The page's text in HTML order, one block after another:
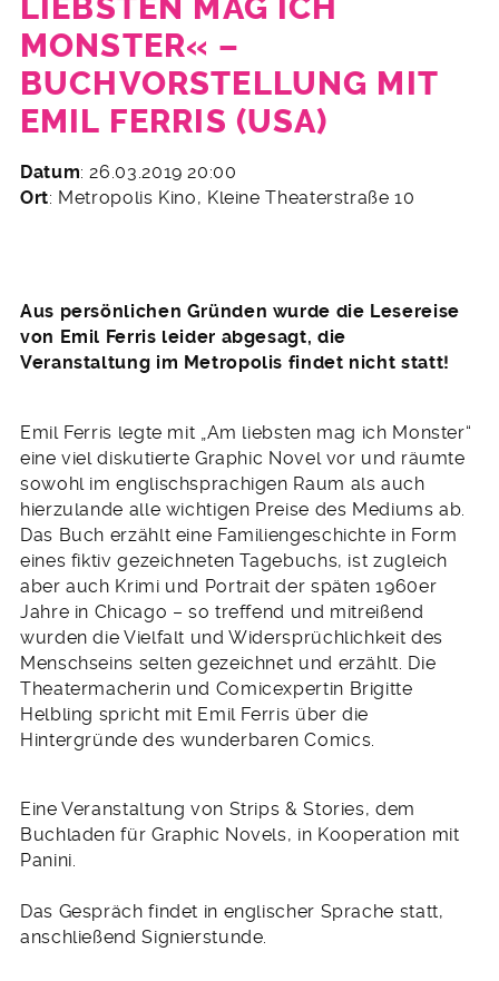
LIEBSTEN MAG ICH
MONSTER« –
BUCHVORSTELLUNG MIT
EMIL FERRIS (USA)
19.
Februar
Datum: 26.03.2019 20:00
Ort: Metropolis Kino, Kleine Theaterstraße 10
Aus persönlichen Gründen wurde die Lesereise
von Emil Ferris leider abgesagt, die
Veranstaltung im Metropolis findet nicht statt!
Emil Ferris legte mit „Am liebsten mag ich Monster“
eine viel diskutierte Graphic Novel vor und räumte
sowohl im englischsprachigen Raum als auch
hierzulande alle wichtigen Preise des Mediums ab.
Das Buch erzählt eine Familiengeschichte in Form
eines fiktiv gezeichneten Tagebuchs, ist zugleich
aber auch Krimi und Portrait der späten 1960er
Jahre in Chicago – so treffend und mitreißend
wurden die Vielfalt und Widersprüchlichkeit des
Menschseins selten gezeichnet und erzählt. Die
Theatermacherin und Comicexpertin Brigitte
Helbling spricht mit Emil Ferris über die
Hintergründe des wunderbaren Comics.
Eine Veranstaltung von Strips & Stories, dem
Buchladen für Graphic Novels, in Kooperation mit
Panini.
Das Gespräch findet in englischer Sprache statt,
anschließend Signierstunde.